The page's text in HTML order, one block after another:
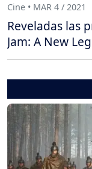
Cine • MAR 4 / 2021
Reveladas las
Jam: A New